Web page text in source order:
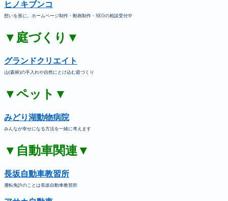
ヒノキブンコ
想いを形に。ホームページ制作・動画制作・SEOの相談受付中
▼庭づくり▼
グランドクリエイト
山(森林)の手入れや自然にとけ込む庭づくり
▼ペット▼
みどり湖動物病院
みんなが幸せになる方法を一緒に考えます
▼自動車関連▼
長坂自動車教習所
運転免許のことは長坂自動車教習所